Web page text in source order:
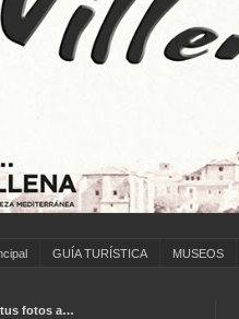
GUÍA TURÍSTICA MUSEOS
tus fotos a…